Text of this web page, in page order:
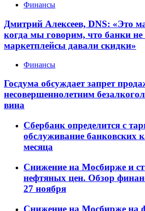
Финансы
Дмитрий Алексеев, DNS: «Это
когда мы говорим, что банки не
маркетплейсы давали скидки»
Финансы
Госдума обсуждает запрет
несовершеннолетним
вина
Сбербанк определится с
обслуживание банковских
месяца
Снижение на Мосбирже и
нефтяных цен. Обзор
27 ноября
Снижение на Мосбирже на